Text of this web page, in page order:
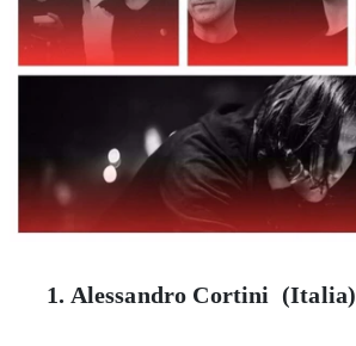
1. Alessandro Cortini (Italia)